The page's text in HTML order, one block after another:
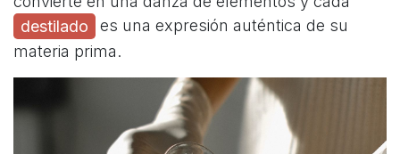
destilado
es una expresión auténtica de su
materia prima.